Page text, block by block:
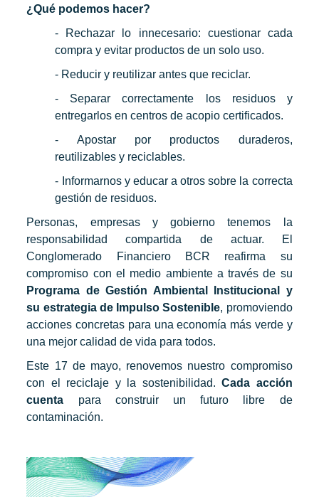
¿Qué podemos hacer?
- Rechazar lo innecesario: cuestionar cada
compra y evitar productos de un solo uso.
- Reducir y reutilizar antes que reciclar.
- Separar correctamente los residuos y
entregarlos en centros de acopio certificados.
- Apostar por productos duraderos,
reutilizables y reciclables.
- Informarnos y educar a otros sobre la correcta
gestión de residuos.
Personas, empresas y gobierno tenemos la
responsabilidad compartida de actuar. El
Conglomerado Financiero BCR reafirma su
compromiso con el medio ambiente a través de su
Programa de Gestión Ambiental Institucional y
su estrategia de Impulso Sostenible, promoviendo
acciones concretas para una economía más verde y
una mejor calidad de vida para todos.
Este 17 de mayo, renovemos nuestro compromiso
con el reciclaje y la sostenibilidad. Cada acción
cuenta para construir un futuro libre de
contaminación.